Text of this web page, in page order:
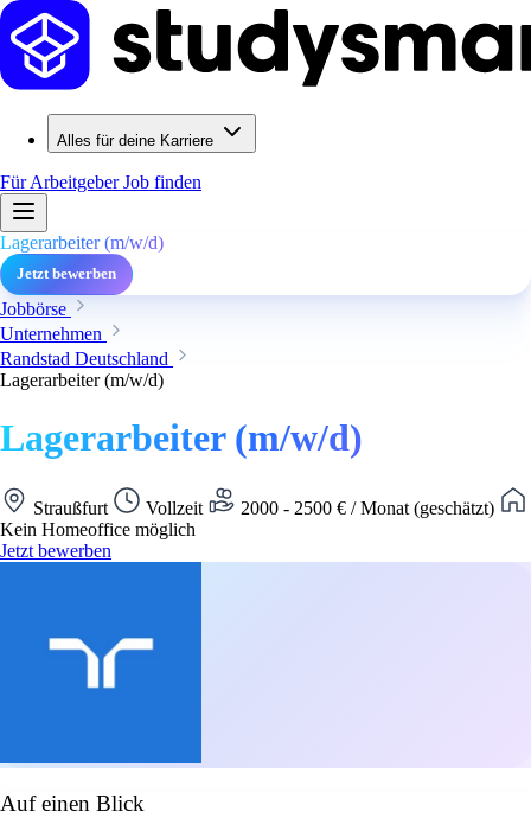
Alles für deine Karriere
Für ArbeitgeberJob finden
Lagerarbeiter (m/w/d)
Jetzt bewerben
Jobbörse
Unternehmen
Randstad Deutschland
Lagerarbeiter (m/w/d)
Lagerarbeiter (m/w/d)
Straußfurt Vollzeit
2000 - 2500 € / Monat (geschätzt)
Kein Homeoffice möglich
Jetzt bewerben
Auf einen Blick